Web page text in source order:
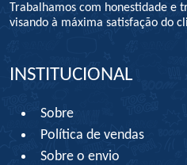
Trabalhamos com honestidade e
visando à máxima satisfação do
INSTITUCIONAL
Sobre
Política de vendas
Sobre o envio